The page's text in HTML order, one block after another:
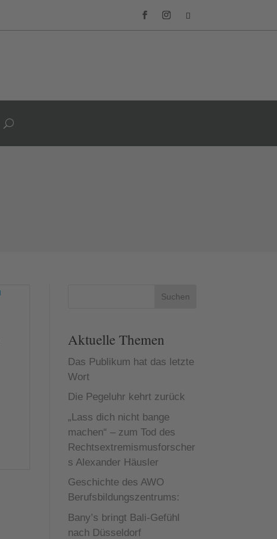
Suchen
Aktuelle Themen
Das Publikum hat das letzte
Wort
Die Pegeluhr kehrt zurück
„Lass dich nicht bange
machen“ – zum Tod des
Rechtsextremismusforscher
s Alexander Häusler
Geschichte des AWO
Berufsbildungszentrums:
Bany’s bringt Bali-Gefühl
nach Düsseldorf